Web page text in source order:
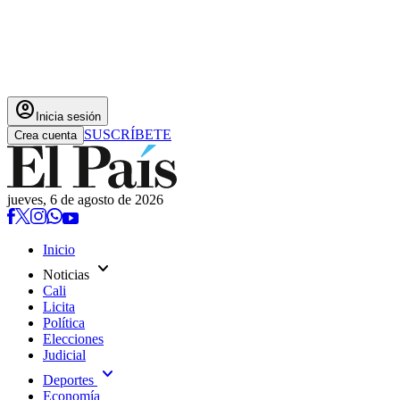
account_circle Inicia sesión
Crea cuenta SUSCRÍBETE
jueves, 6 de agosto de 2026
Inicio
Noticias expand_more
Cali
Licita
Política
Elecciones
Judicial
Deportes expand_more
Economía